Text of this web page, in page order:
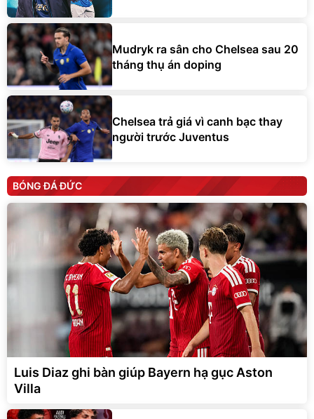
Mudryk ra sân cho Chelsea sau 20
tháng thụ án doping
Chelsea trả giá vì canh bạc thay
người trước Juventus
BÓNG ĐÁ ĐỨC
Luis Diaz ghi bàn giúp Bayern hạ gục Aston
Villa